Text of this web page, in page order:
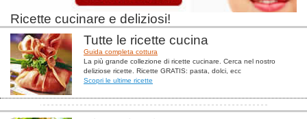
Ricette cucinare e deliziosi!
Tutte le ricette cucina
Guida completa cottura
La più grande collezione di ricette cucinare. Cerca nel nostro
deliziose ricette. Ricette GRATIS: pasta, dolci, ecc
Scopri le ultime ricette